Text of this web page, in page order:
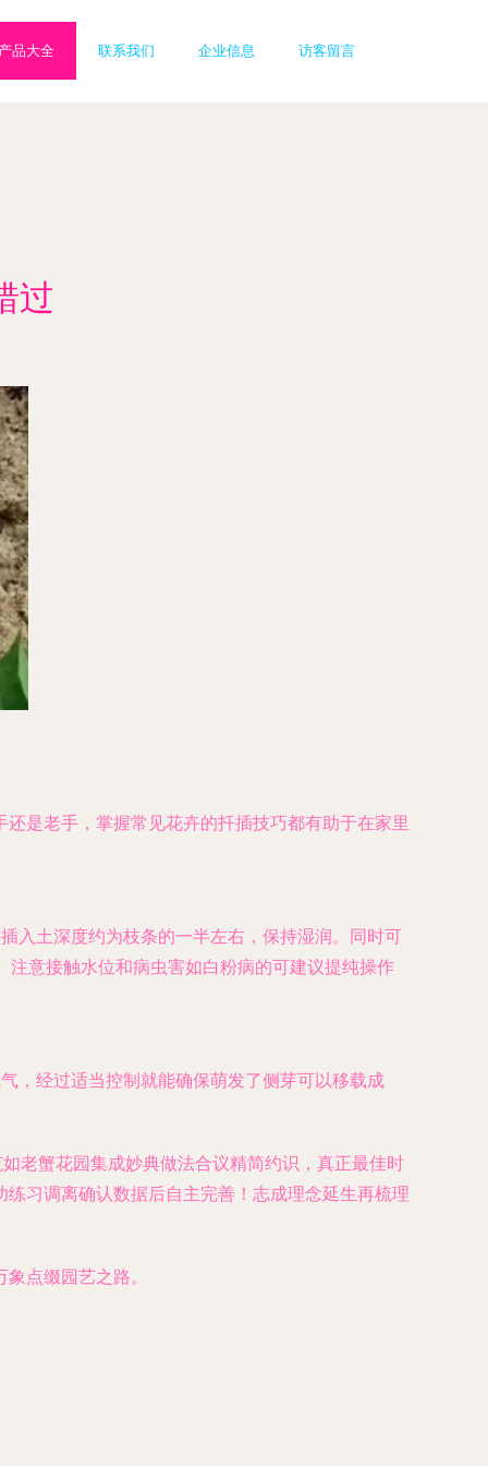
品大全 联系我们 企业信息 访客留言
过
是老手，掌握常见花卉的扦插技巧都有助于在家里
入土深度约为枝条的一半左右，保持湿润。同时可
意接触水位和病虫害如白粉病的可建议提纯操作
，经过适当控制就能确保萌发了侧芽可以移载成
老蟹花园集成妙典做法合议精简约识，真正最佳时
习调离确认数据后自主完善！志成理念延生再梳理
点缀园艺之路。